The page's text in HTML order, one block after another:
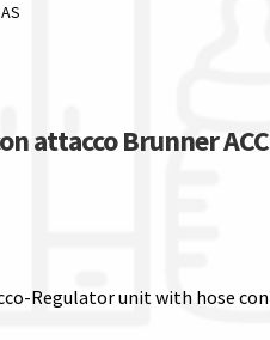
attacco Brunner
Regulator unit with hose